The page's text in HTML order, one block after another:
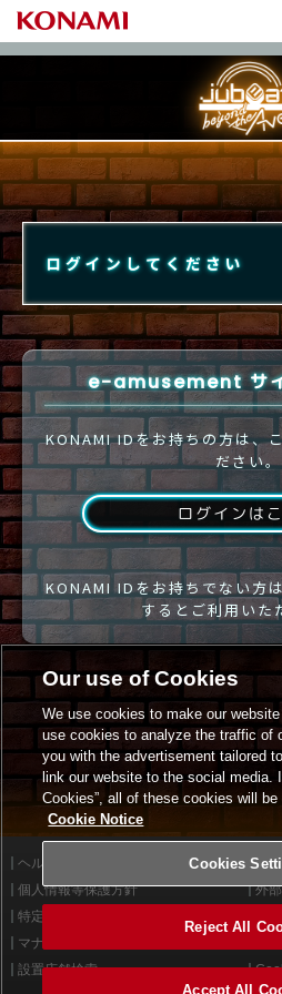
ログインしてください
e-amusement サ
KONAMI IDをお持ちの方は、
ださい。
ログインは
KONAMI IDをお持ちでない方は
するとご利用いた
ヘルプ
利
個人情報等保護方針
外
特定商取引法に基づく表示
マナー＆ルール
設置店舗検索
Our use of Cookies
We use cookies to make our
use cookies to analyze the traffic of
you with the advertisement tailored
link our website to the social media.
Cookies”, all of these cookies will
Cookie Notice
Cookies
Reject All
Accept All